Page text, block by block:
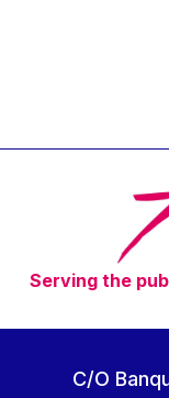
Vaclav
Vítor
Viviane
Walter
Serving the
C/O